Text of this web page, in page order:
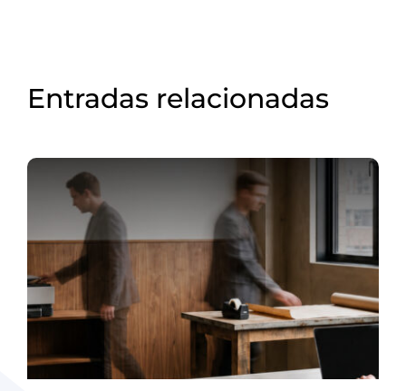
Entradas relacionadas